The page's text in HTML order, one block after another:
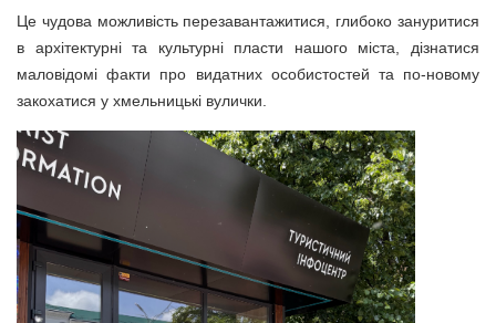
Це чудова можливість перезавантажитися, глибоко зануритися
в архітектурні та культурні пласти нашого міста, дізнатися
маловідомі факти про видатних особистостей та по-новому
закохатися у хмельницькі вулички.